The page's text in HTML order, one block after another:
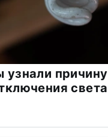
узнали причину
света